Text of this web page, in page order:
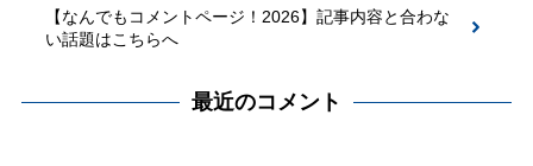
【なんでもコメントページ！2026】記事内容と合わな
い話題はこちらへ
最近のコメント